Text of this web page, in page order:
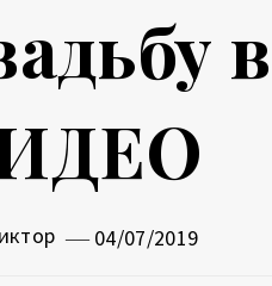
04/07/2019